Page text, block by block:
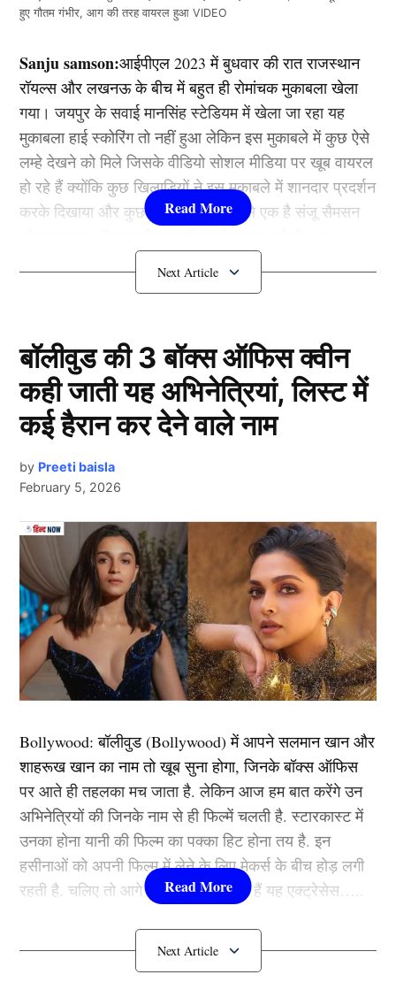
हुए गौतम गंभीर, आग की तरह वायरल हुआ VIDEO
Sanju samson:आईपीएल 2023 में बुधवार की रात राजस्थान
रॉयल्स और लखनऊ के बीच में बहुत ही रोमांचक मुकाबला खेला
गया। जयपुर के सवाई मानसिंह स्टेडियम में खेला जा रहा यह
मुकाबला हाई स्कोरिंग तो नहीं हुआ लेकिन इस मुकाबले में कुछ ऐसे
लम्हे देखने को मिले जिसके वीडियो सोशल मीडिया पर खूब वायरल
हो रहे हैं क्योंकि कुछ खिलाड़ियों ने इस मुकाबले में शानदार प्रदर्शन
करके दिखाया और कुछ उन खिलाड़ियों में से एक है संजू सैमसन
मुकाबले में संजू बल्ले से खास योगदान नहीं दे सके लेकिन अपने
फील्डिंग के दौरान उन्होंने ऐसा कमाल दिखाया कि गौतम गंभीर के
संजू सैमसन बल्ले से नहीं दिखा सके कमाल
Sanju Samson ने फुर्ती से उड़ाया 16 करोड़ी खिलाड़ी का विकेट, तो जल भून के राख
हुए गौतम गंभीर, आग की तरह वायरल हुआ Video
राजस्थान रॉयल्स और लखनऊ के बीच समाप्त हुए मुकाबले में संजू
सैमसन से लोगों को एक बड़ी पारी की उम्मीद थी क्योंकि वह एक
बहुत ही शानदार खिलाड़ी माने जाते हैं जिन्हें जयपुर का मैदान बहुत
रास आता है लेकिन इस मुकाबले में वह 2 रन बनाकर आउट हो
गए। हालांकि बल्लेबाजी में आने से पहले संजू (Sanju samson)ने
फील्डिंग में ऐसा कमाल दिखाया था कि लखनऊ की टीम के सभी
खिलाड़ी सोच में पड़ गए थे। आइए दिखाते हैं वीडियो में कैसे संजू
सैमसन के थ्रो लखनऊ के 16 करोड़ का बल्लेबाज सस्ते में
पवेलियन लौट गया।
संजू सैमसन ने शानदार थ्रो से किया निकोलस पूरन
को चलता
Next Article
बॉलीवुड की 3 बॉक्स ऑफिस क्वीन
कही जाती यह अभिनेत्रियां, लिस्ट में
कई हैरान कर देने वाले नाम
by Preeti baisla
February 5, 2026
Bollywood:बॉलीवुड (Bollywood)में आपने सलमान खान और
शाहरूख खान का नाम तो खूब सुना होगा, जिनके बॉक्स ऑफिस
पर आते ही तहलका मच जाता है. लेकिन आज हम बात करेंगे उन
अभिनेत्रियों की जिनके नाम से ही फिल्में चलती है. स्टारकास्ट में
उनका होना यानी की फिल्म का पक्का हिट होना तय है. इन
हसीनाओं को अपनी फिल्म में लेने के लिए मेकर्स के बीच होड़ लगी
रहती है. चलिए तो आगे जानते हैं कौन-कौन हैं यह एक्ट्रेसेस…..
कौन हैंBollywood की यह हसीनाएं?